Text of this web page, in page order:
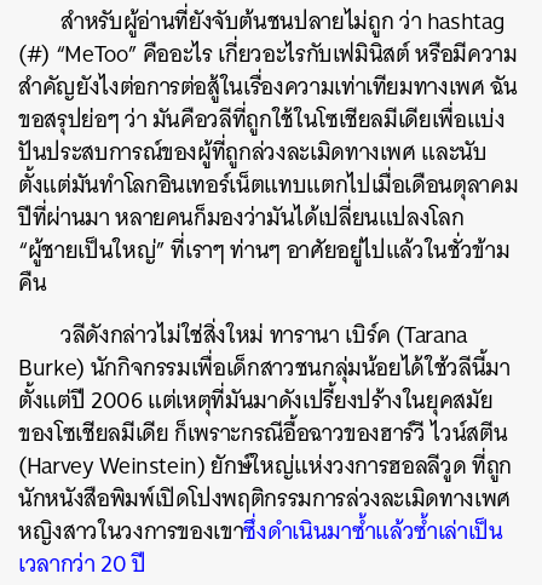
สำหรับผู้อ่านที่ยังจับต้นชนปลายไม่ถูก ว่า hashtag
(#) “MeToo” คืออะไร เกี่ยวอะไรกับเฟมินิสต์ หรือมีความ
สำคัญยังไงต่อการต่อสู้ในเรื่องความเท่าเทียมทางเพศ​ ฉัน
ขอสรุปย่อๆ ว่า มันคือวลีที่ถูกใช้ในโซเชียลมีเดียเพื่อแบ่ง
ปันประสบการณ์ของผู้ที่ถูกล่วงละเมิดทางเพศ​ และนับ
ตั้งแต่มันทำโลกอินเทอร์เน็ตแทบแตกไปเมื่อเดือนตุลาคม
ปีที่ผ่านมา หลายคนก็มองว่ามันได้เปลี่ยนแปลงโลก
“ผู้ชายเป็นใหญ่” ที่เราๆ ท่านๆ อาศัยอยู่ไปแล้วในชั่วข้าม
คืน
วลีดังกล่าวไม่ใช่สิ่งใหม่ ทารานา เบิร์ค (Tarana
Burke) นักกิจกรรมเพื่อเด็กสาวชนกลุ่มน้อยได้ใช้วลีนี้มา
ตั้งแต่ปี 2006 แต่เหตุที่มันมาดังเปรี้ยงปร้างในยุคสมัย
ของโซเชียลมีเดีย ก็เพราะกรณีอื้อฉาวของฮาร์วี ไวน์สตีน
(Harvey Weinstein) ยักษ์ใหญ่แห่งวงการฮอลลีวูด ที่ถูก
นักหนังสือพิมพ์เปิดโปงพฤติกรรมการล่วงละเมิดทางเพศ
หญิงสาวในวงการของเขาซึ่งดำเนินมาซ้ำแล้วซ้ำเล่าเป็น
เวลากว่า 20 ปี